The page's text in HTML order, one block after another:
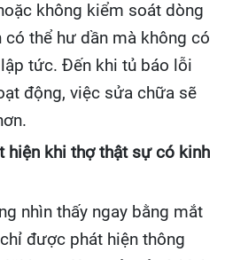
không kiểm soát dòng
thể hư dần mà không có
tức. Đến khi tủ báo lỗi
động, việc sửa chữa sẽ
hiện khi thợ thật sự có kinh
nhìn thấy ngay bằng mắt
được phát hiện thông